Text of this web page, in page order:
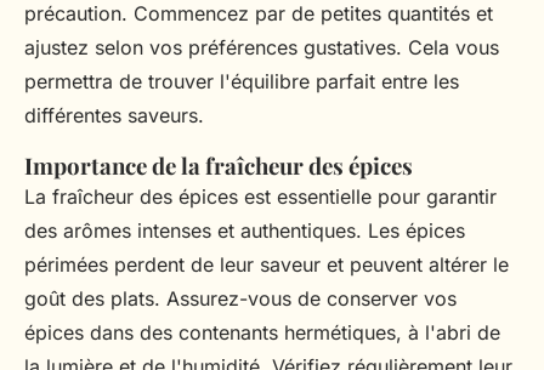
précaution. Commencez par de petites quantités et
ajustez selon vos préférences gustatives. Cela vous
permettra de trouver l'équilibre parfait entre les
différentes saveurs.
Importance de la fraîcheur des épices
La fraîcheur des épices est essentielle pour garantir
des arômes intenses et authentiques. Les épices
périmées perdent de leur saveur et peuvent altérer le
goût des plats. Assurez-vous de conserver vos
épices dans des contenants hermétiques, à l'abri de